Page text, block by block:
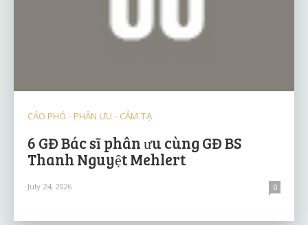
CÁO PHÓ - PHÂN ƯU - CẢM TẠ
6 GĐ Bác sĩ phân ưu cùng GĐ BS
Thanh Nguyệt Mehlert
July 24, 2026 0